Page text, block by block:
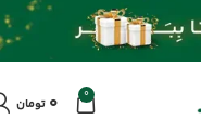
0 ۰ تومان